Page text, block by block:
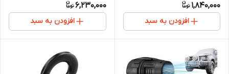
1,840,000
افزودن به سبد
6,230,000
افزودن به سبد